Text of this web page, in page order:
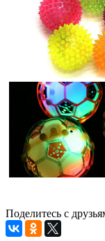
Поделитесь с